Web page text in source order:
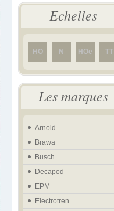
Echelles
HO N HOe TT
Les marques
Arnold
Brawa
Busch
Decapod
EPM
Electrotren